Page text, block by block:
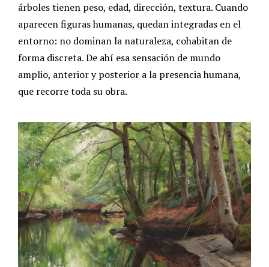
árboles tienen peso, edad, dirección, textura. Cuando
aparecen figuras humanas, quedan integradas en el
entorno: no dominan la naturaleza, cohabitan de
forma discreta. De ahí esa sensación de mundo
amplio, anterior y posterior a la presencia humana,
que recorre toda su obra.